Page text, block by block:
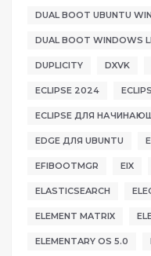
DUAL BOOT UBUNTU
DUAL BOOT WINDOWS
DUPLICITY DXVK
ECLIPSE 2024
ECLIPSE ДЛЯ
EDGE ДЛЯ UBUNTU
EFIBOOTMGR EIX
ELASTICSEARCH
ELEMENT MATRIX
ELEMENTARY OS 5.0